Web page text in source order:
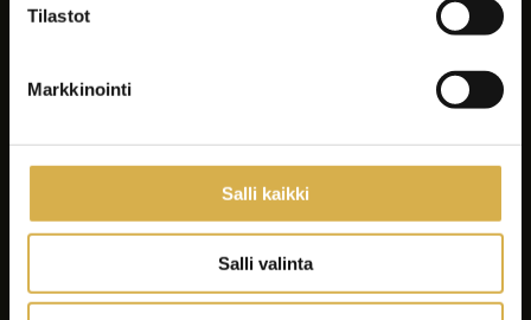
Tilastot
Markkinointi
Salli kaikki
Salli valinta
Yrityksille ja yhteisöille
Asiakastyöt
Careeria